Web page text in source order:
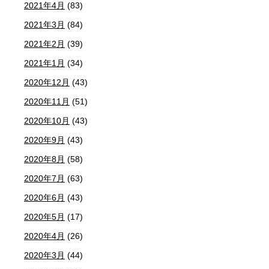
2021年4月 (83)
2021年3月 (84)
2021年2月 (39)
2021年1月 (34)
2020年12月 (43)
2020年11月 (51)
2020年10月 (43)
2020年9月 (43)
2020年8月 (58)
2020年7月 (63)
2020年6月 (43)
2020年5月 (17)
2020年4月 (26)
2020年3月 (44)